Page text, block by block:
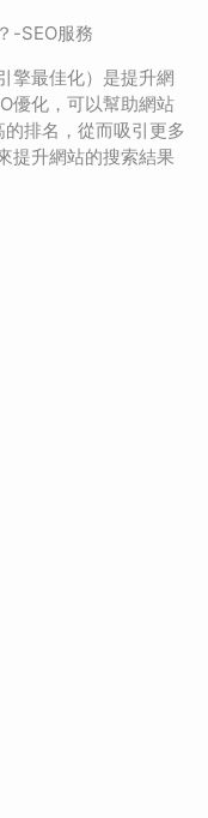
-SEO服務
擎最佳化）是提升網
優化，可以幫助網站
排名，從而吸引更多
提升網站的搜索結果